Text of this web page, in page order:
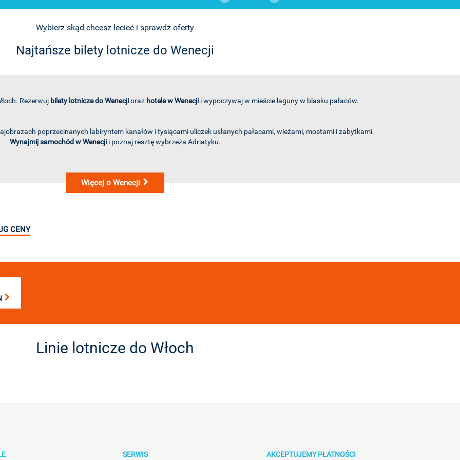
Wybierz skąd chcesz lecieć i sprawdź oferty
Najtańsze bilety lotnicze do Wenecji
Rezerwuj bilety lotnicze do Wenecjioraz hotele w Wenecji i wypoczywaj w mieście laguny w blasku pałaców.
poprzecinanych labiryntem kanałów i tysiącami uliczek usłanych pałacami, wieżami, mostami i zabytkami.
Wynajmij samochód w Wenecjii poznaj resztę wybrzeża Adriatyku.
Więcej o Wenecji
CENY
Linie lotnicze do Włoch
SERWIS AKCEPTUJEMY PŁATNOŚCI